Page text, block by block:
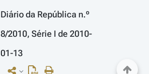
Diário da República n.º
8/2010, Série I de 2010-
01-13